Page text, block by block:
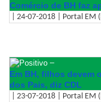
Comércio de BH faz
| 24-07-2018 | Portal EM
–
Em BH, filhos devem
dos Pais, diz CDL
| 23-07-2018 | Portal EM